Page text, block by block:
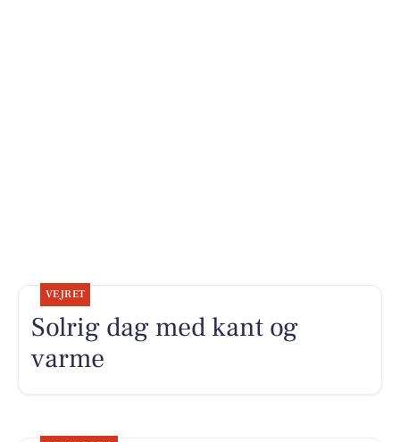
VEJRET
Solrig dag med kant og
varme